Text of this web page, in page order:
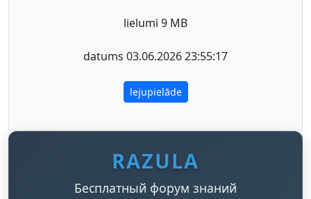
lielumi 9 MB
datums 03.06.2026 23:55:17
lejupielāde
RAZULA
Бесплатный форум знаний